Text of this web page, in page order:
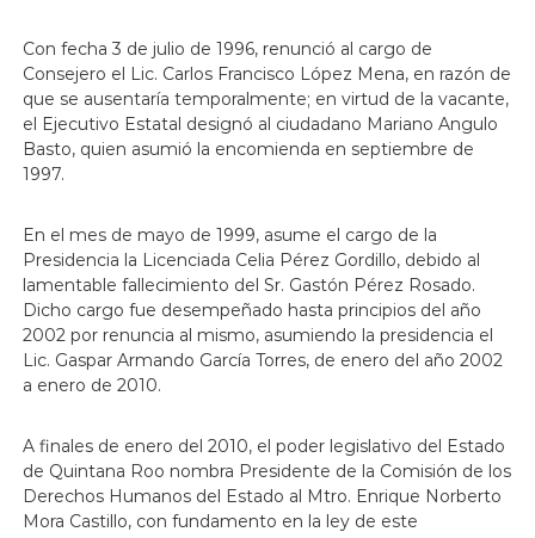
Con fecha 3 de julio de 1996, renunció al cargo de
Consejero el Lic. Carlos Francisco López Mena, en razón de
que se ausentaría temporalmente; en virtud de la vacante,
el Ejecutivo Estatal designó al ciudadano Mariano Angulo
Basto, quien asumió la encomienda en septiembre de
1997.
En el mes de mayo de 1999, asume el cargo de la
Presidencia la Licenciada Celia Pérez Gordillo, debido al
lamentable fallecimiento del Sr. Gastón Pérez Rosado.
Dicho cargo fue desempeñado hasta principios del año
2002 por renuncia al mismo, asumiendo la presidencia el
Lic. Gaspar Armando García Torres, de enero del año 2002
a enero de 2010.
A finales de enero del 2010, el poder legislativo del Estado
de Quintana Roo nombra Presidente de la Comisión de los
Derechos Humanos del Estado al Mtro. Enrique Norberto
Mora Castillo, con fundamento en la ley de este